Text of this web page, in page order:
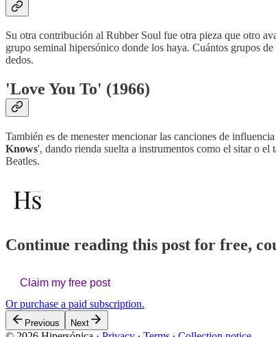
Su otra contribución al Rubber Soul fue otra pieza que otro
grupo seminal hipersónico donde los haya. Cuántos grupos
dedos.
'Love You To' (1966)
También es de menester mencionar las canciones de
Knows', dando rienda suelta a instrumentos como el sitar o
Beatles.
Continue reading this post for free,
Claim my free post
Or purchase a paid subscription.
Previous Next